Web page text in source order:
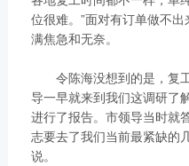
获取更多帮助
联系我们
订购咨询
销售服务热线：
0775-3220350
24小时售后服务热线：
+86 95098
位很难。”面对有订单做不
满焦急和无奈。
令陈海没想到的是，复工
导一早就来到我们这调研了
进行了报告。市领导当时就
志要去了我们当前最紧缺的
说。